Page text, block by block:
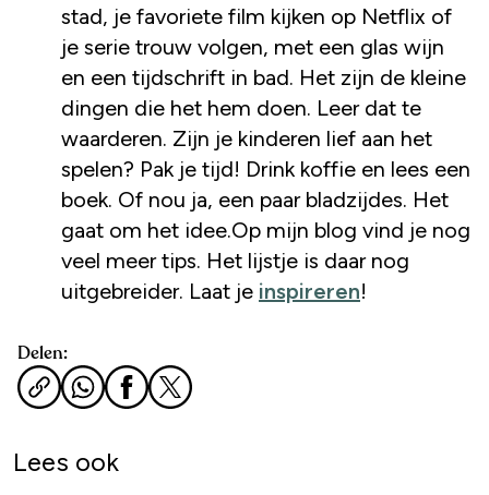
stad, je favoriete film kijken op Netflix of
je serie trouw volgen, met een glas wijn
en een tijdschrift in bad. Het zijn de kleine
dingen die het hem doen. Leer dat te
waarderen. Zijn je kinderen lief aan het
spelen? Pak je tijd! Drink koffie en lees een
boek. Of nou ja, een paar bladzijdes. Het
gaat om het idee.Op mijn blog vind je nog
veel meer tips. Het lijstje is daar nog
uitgebreider. Laat je inspireren!
Delen:
Lees ook